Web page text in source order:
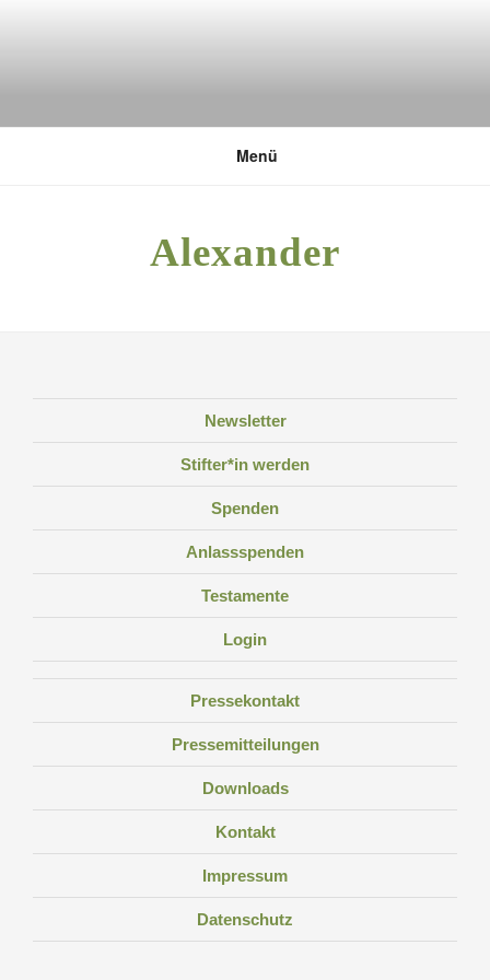
DEUTSCHE UMWELTSTIFTUNG
Menü
Alexander
Newsletter
Stifter*in werden
Spenden
Anlassspenden
Testamente
Login
Pressekontakt
Pressemitteilungen
Downloads
Kontakt
Impressum
Datenschutz